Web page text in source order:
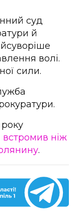
суд
й
волі.
сили.
ніж
.